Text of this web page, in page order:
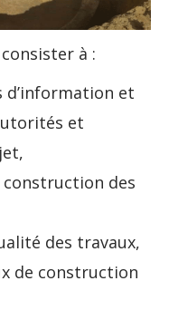
à :
et
et
des
des travaux,
de construction